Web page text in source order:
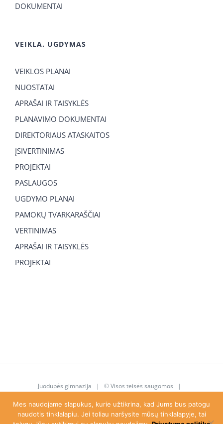
DOKUMENTAI
VEIKLA. UGDYMAS
VEIKLOS PLANAI
NUOSTATAI
APRAŠAI IR TAISYKLĖS
PLANAVIMO DOKUMENTAI
DIREKTORIAUS ATASKAITOS
ĮSIVERTINIMAS
PROJEKTAI
PASLAUGOS
UGDYMO PLANAI
PAMOKŲ TVARKARAŠČIAI
VERTINIMAS
APRAŠAI IR TAISYKLĖS
PROJEKTAI
Juodupės gimnazija | © Visos teisės saugomos |
juodupe.gimnazija@gmail.com| 8 615 92 763
Mes naudojame slapukus, kurie užtikrina, kad Jums bus patogu
naudotis tinklalapiu. Jei toliau naršysite mūsų tinklalapyje, tai